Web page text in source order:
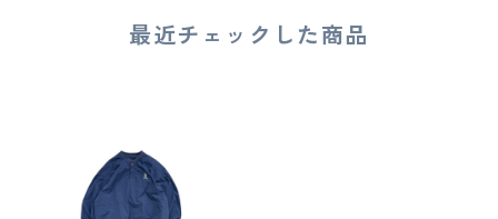
最近チェックした商品